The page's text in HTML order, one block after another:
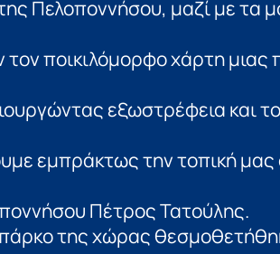
Πελοποννήσου, μαζί με τα
ποικιλόμορφο χάρτη μιας
εξωστρέφεια και
εμπράκτως την τοπική μας
Πέτρος Τατούλης.
της χώρας